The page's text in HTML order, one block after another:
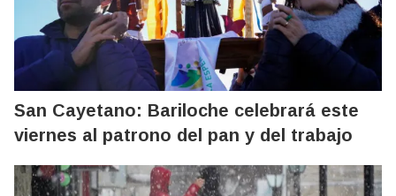
San Cayetano: Bariloche celebrará este
viernes al patrono del pan y del trabajo